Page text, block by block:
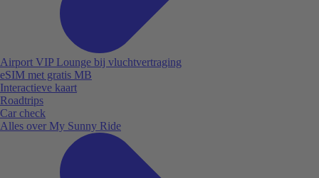
Airport VIP Lounge bij vluchtvertraging
eSIM met gratis MB
Interactieve kaart
Roadtrips
Car check
Alles over My Sunny Ride